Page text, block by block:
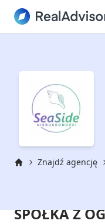
Znajdź agencję
SPÓŁKA Z